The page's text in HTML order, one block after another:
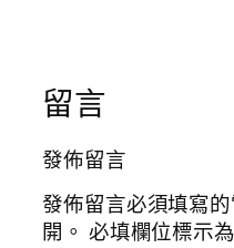
留言
發佈留言
發佈留言必須填寫
開。 必填欄位標示為